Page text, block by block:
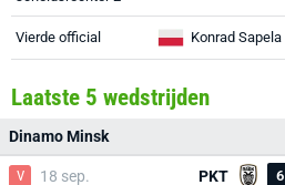
Vierde official Konrad Sapela
Laatste 5 wedstrijden
Dinamo Minsk
V 18 sep. PKT 6